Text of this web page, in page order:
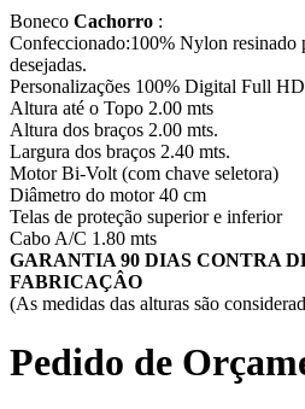
Boneco Cachorro :
Confeccionado:100% Nylon resinado
desejadas.
Personalizações 100% Digital Full
Altura até o Topo 2.00 mts
Altura dos braços 2.00 mts.
Largura dos braços 2.40 mts.
Motor Bi-Volt (com chave seletora)
Diâmetro do motor 40 cm
Telas de proteção superior e inferior
Cabo A/C 1.80 mts
GARANTIA 90 DIAS CONTRA
FABRICAÇÂO
(As medidas das alturas são
Pedido de